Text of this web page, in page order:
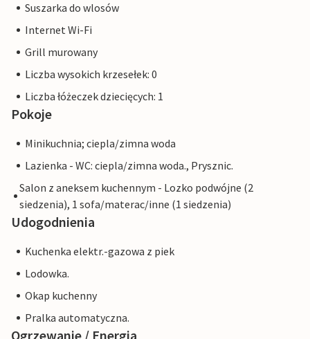
Suszarka do wlosów
Internet Wi-Fi
Grill murowany
Liczba wysokich krzesełek: 0
Liczba łóżeczek dziecięcych: 1
Pokoje
Minikuchnia; ciepla/zimna woda
Lazienka - WC: ciepla/zimna woda., Prysznic.
Salon z aneksem kuchennym - Lozko podwójne (2
siedzenia), 1 sofa/materac/inne (1 siedzenia)
Udogodnienia
Kuchenka elektr.-gazowa z piek
Lodowka.
Okap kuchenny
Pralka automatyczna.
Ogrzewanie / Energia